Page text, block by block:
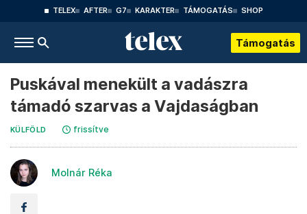
TELEX AFTER G7 KARAKTER TÁMOGATÁS SHOP
Támogatás
Puskával menekült a vadászra
támadó szarvas a Vajdaságban
KÜLFÖLD frissítve
Molnár Réka